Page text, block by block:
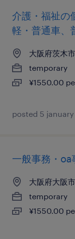
介護・福祉の
軽・普通車、
大阪府茨木
temporary
¥1550.00
posted 5
一般事務・oa
大阪府大阪
temporary
¥1550.00